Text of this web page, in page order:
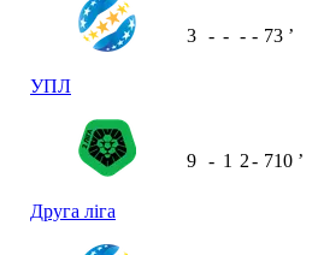
УПЛ
3 - - - - 73 ʼ
Друга ліга
9 - 1 2- 710 ʼ